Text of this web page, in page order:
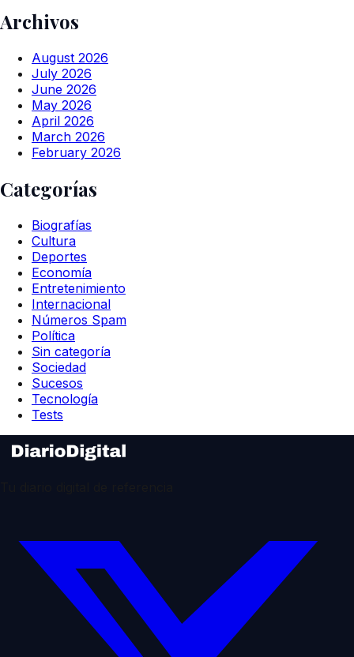
Archivos
August 2026
July 2026
June 2026
May 2026
April 2026
March 2026
February 2026
Categorías
Biografías
Cultura
Deportes
Economía
Entretenimiento
Internacional
Números Spam
Política
Sin categoría
Sociedad
Sucesos
Tecnología
Tests